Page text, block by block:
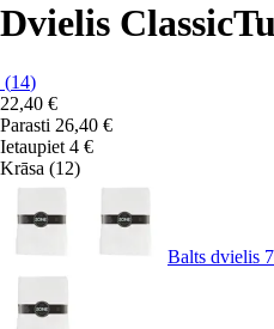
Dvielis Classic
(14)
22,40 €
Parasti 26,40 €
Ietaupiet 4 €
Krāsa (12)
Balts dvielis